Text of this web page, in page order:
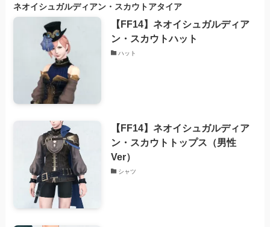
ネオイシュガルディアン・ スカウトアタイア
【FF14】ネオイシュガルディア
ン・スカウトハット
ハット
【FF14】ネオイシュガルディア
ン・スカウトトップス（男性
Ver）
シャツ